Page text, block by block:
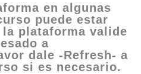
en algunas
puede estar
plataforma valide
a
dale -Refresh- a
si es necesario.